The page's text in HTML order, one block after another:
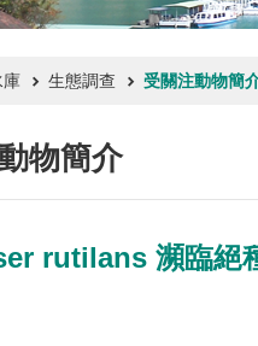
庫 生態調查 受關注動物簡
物簡介
rutilans 瀕臨絕